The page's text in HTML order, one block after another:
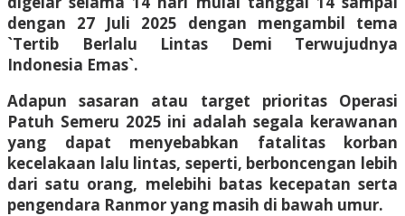
dengan 27 Juli 2025 dengan mengambil tema
`Tertib Berlalu Lintas Demi Terwujudnya
Indonesia Emas`.
Adapun sasaran atau target prioritas Operasi
Patuh Semeru 2025 ini adalah segala kerawanan
yang dapat menyebabkan fatalitas korban
kecelakaan lalu lintas, seperti, berboncengan lebih
dari satu orang, melebihi batas kecepatan serta
pengendara Ranmor yang masih di bawah umur.